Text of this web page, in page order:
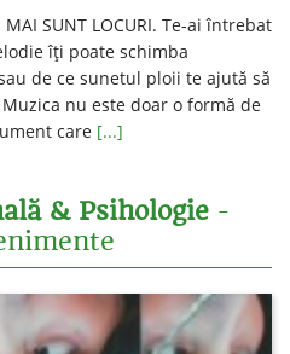
SUNT LOCURI. Te-ai întrebat
îți poate schimba
de ce sunetul ploii te ajută să
nu este doar o formă de
care [...]
& Psihologie -